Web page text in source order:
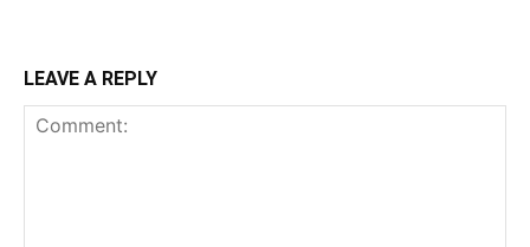
LEAVE A REPLY